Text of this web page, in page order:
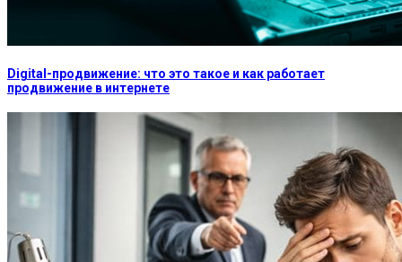
Digital-продвижение: что это такое и как работает
продвижение в интернете